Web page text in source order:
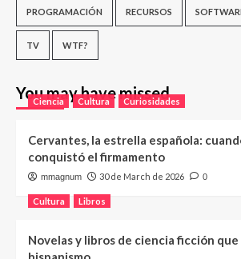
PROGRAMACIÓN RECURSOS
TV WTF?
You may have missed
Ciencia Cultura Curiosidades
Cervantes, la estrella española:
conquistó el firmamento
mmagnum 30 de March de 2026 0
Cultura Libros
Novelas y libros de ciencia ficción